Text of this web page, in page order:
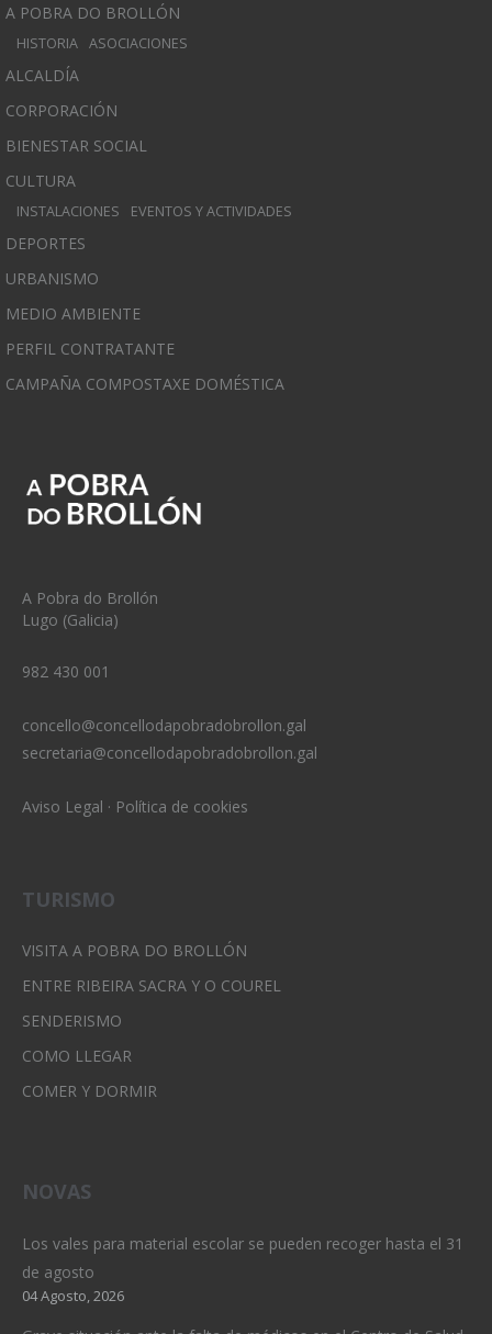
A POBRA DO BROLLÓN
HISTORIA ASOCIACIONES
ALCALDÍA
CORPORACIÓN
BIENESTAR SOCIAL
CULTURA
INSTALACIONES EVENTOS Y ACTIVIDADES
DEPORTES
URBANISMO
MEDIO AMBIENTE
PERFIL CONTRATANTE
CAMPAÑA COMPOSTAXE DOMÉSTICA
A Pobra do Brollón
Lugo (Galicia)
982 430 001
concello@concellodapobradobrollon.gal
secretaria@concellodapobradobrollon.gal
Aviso Legal · Política de cookies
TURISMO
VISITA A POBRA DO BROLLÓN
ENTRE RIBEIRA SACRA Y O COUREL
SENDERISMO
COMO LLEGAR
COMER Y DORMIR
NOVAS
Los vales para material escolar se pueden recoger hasta el 31
de agosto
04 Agosto, 2026